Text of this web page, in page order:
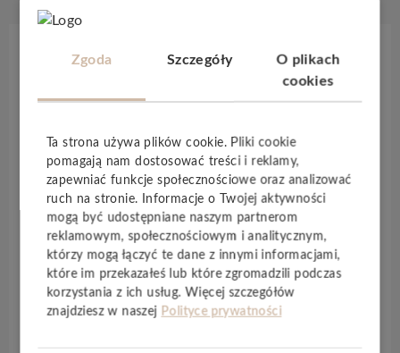
Opis produktu
pozostawia nic do życzenia, jeśli chodzi o
ekskluzywność i jakość wykonania. Powierzchnia o
realistycznej strukturze drewna nadaje
pomieszczeniom bardzo estetyczny wygląd. Kolekcja
Herringbonecharakteryzuje się dobrą przyjaznością
dla środowiska: nie zawiera plastyfikatorów.
Niewrażliwość na brud i wysoka wodoodporność
paneli sprawia, że nadają się do każdego
pomieszczenia mieszkalnego.
Zgoda Szczegóły
O plikach
cookies
Ta strona używa plików cookie. Pliki cookie
pomagają nam dostosować treści i reklamy,
zapewniać funkcje społecznościowe oraz analizować
ruch na stronie. Informacje o Twojej aktywności
mogą być udostępniane naszym partnerom
reklamowym, społecznościowym i analitycznym,
którzy mogą łączyć te dane z innymi informacjami,
które im przekazałeś lub które zgromadzili podczas
korzystania z ich usług. Więcej szczegółów
znajdziesz w naszej Polityce prywatności